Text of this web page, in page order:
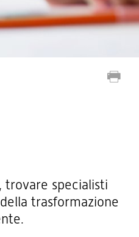
specialisti
trasformazione